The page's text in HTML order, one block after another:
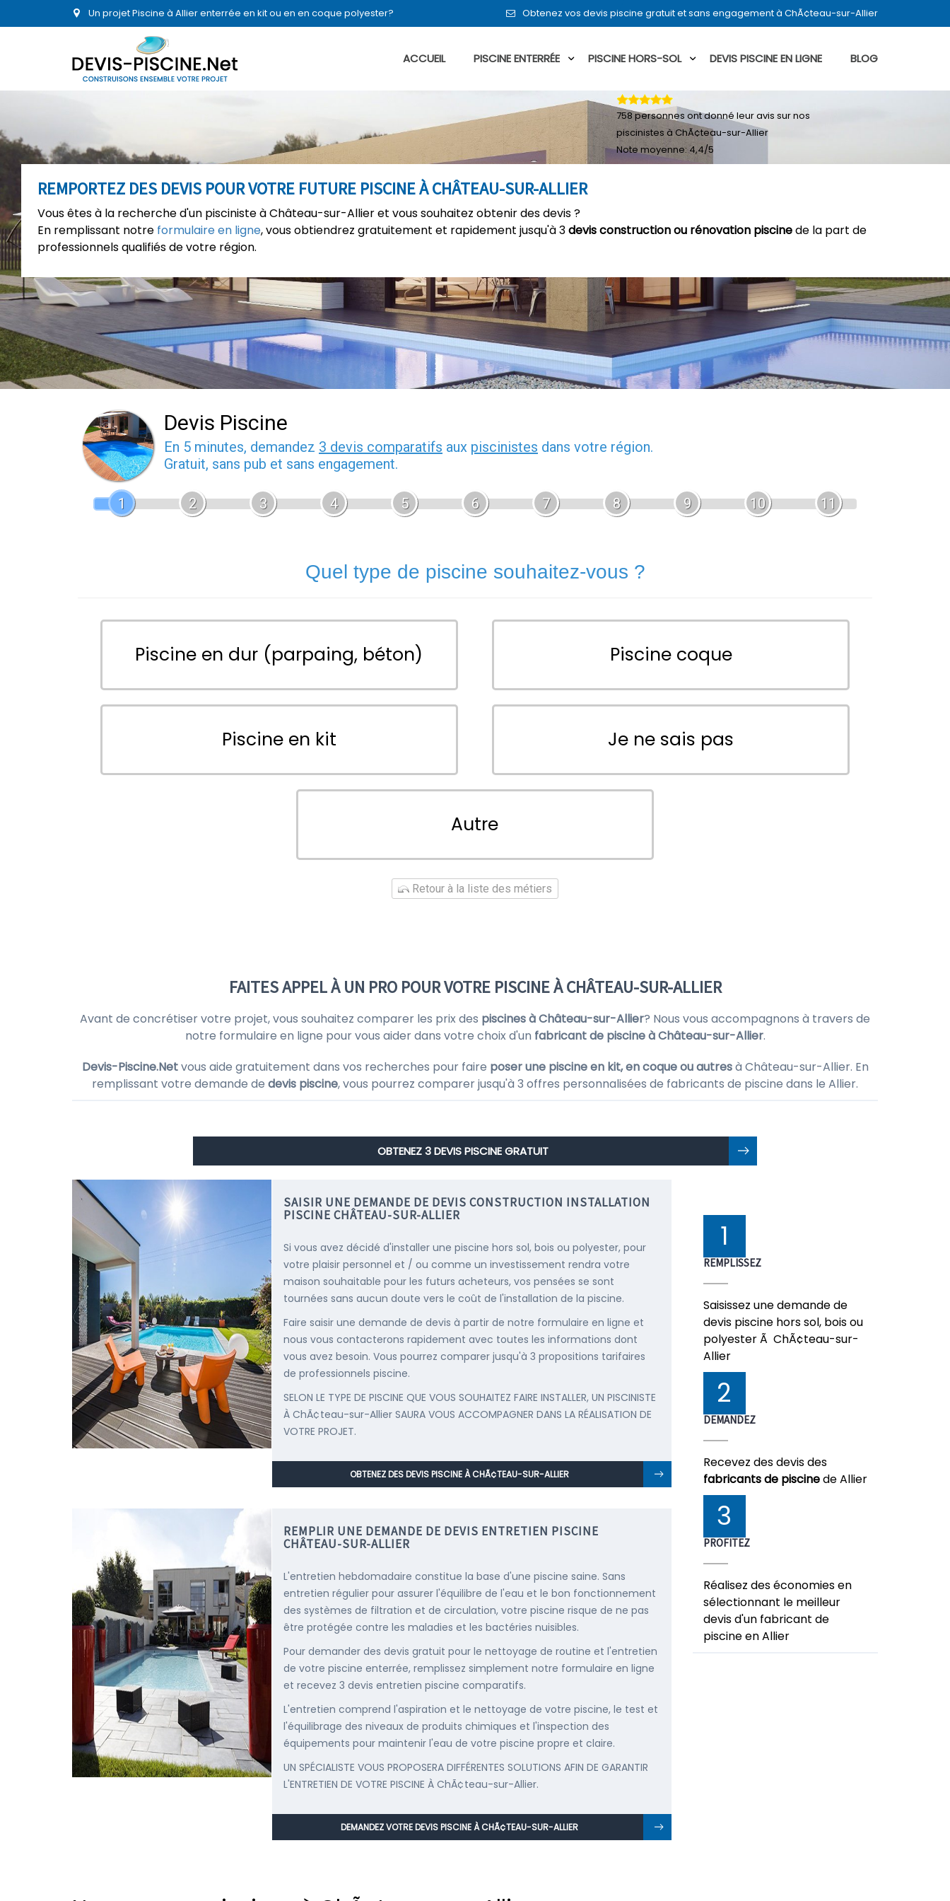
Un projet Piscine à Allier enterrée en kit ou en en coque polyester? Obtenez vos devis piscine gratuit et sans engagement à ChÃ¢teau-sur-Allier
ACCUEIL PISCINE ENTERRÉE PISCINE HORS-SOL DEVIS PISCINE EN LIGNE BLOG
REMPORTEZ DES DEVIS POUR VOTRE FUTURE PISCINE À CHÂTEAU-SUR-ALLIER
Vous êtes à la recherche d'un pisciniste à Château-sur-Allier et vous souhaitez obtenir des devis ?
En remplissant notre formulaire en ligne, vous obtiendrez gratuitement et rapidement jusqu'à 3devis construction ou rénovation piscinede la part de
professionnels qualifiés de votre région.
758personnes ont donné leuravis sur nos
piscinistes à ChÃ¢teau-sur-Allier
Note moyenne:4,4/5
Devis Piscine
En 5 minutes, demandez 3 devis comparatifs aux piscinistes dans votre région.
Gratuit, sans pub et sans engagement.
1 2 3 4 5 6 7 8 9 10 11
Quel type de piscine souhaitez-vous ?
Piscine en dur (parpaing, béton) Piscine coque
Piscine en kit Je ne sais pas
Autre
Retour à la liste des métiers
FAITES APPEL À UN PRO POUR VOTRE PISCINE À CHÂTEAU-SUR-ALLIER
Avant de concrétiser votre projet, vous souhaitez comparer les prix des piscines à Château-sur-Allier? Nous vous accompagnons à travers de
notre formulaire en ligne pour vous aider dans votre choix d'un fabricant de piscine à Château-sur-Allier.
Devis-Piscine.Netvous aide gratuitement dans vos recherches pour faire poser une piscine en kit, en coque ou autresà Château-sur-Allier. En
remplissant votre demande de devis piscine, vous pourrez comparer jusqu'à 3 offres personnalisées de fabricants de piscine dans le Allier.
OBTENEZ 3 DEVIS PISCINE GRATUIT
SAISIR UNE DEMANDE DE DEVIS CONSTRUCTION INSTALLATION
PISCINE CHÂTEAU-SUR-ALLIER
Si vous avez décidé d'installer une piscine hors sol, bois ou polyester, pour
votre plaisir personnel et / ou comme un investissement rendra votre
maison souhaitable pour les futurs acheteurs, vos pensées se sont
tournées sans aucun doute vers le coût de l'installation de la piscine.
Faire saisir une demande de devis à partir de notre formulaire en ligne et
nous vous contacterons rapidement avec toutes les informations dont
vous avez besoin. Vous pourrez comparer jusqu'à 3 propositions tarifaires
de professionnels piscine.
SELON LE TYPE DE PISCINE QUE VOUS SOUHAITEZ FAIRE INSTALLER, UN PISCINISTE
À ChÃ¢teau-sur-Allier SAURA VOUS ACCOMPAGNER DANS LA RÉALISATION DE
VOTRE PROJET.
OBTENEZ DES DEVIS PISCINE À CHÃ¢TEAU-SUR-ALLIER
REMPLIR UNE DEMANDE DE DEVIS ENTRETIEN PISCINE
CHÂTEAU-SUR-ALLIER
L'entretien hebdomadaire constitue la base d'une piscine saine. Sans
entretien régulier pour assurer l'équilibre de l'eau et le bon fonctionnement
des systèmes de filtration et de circulation, votre piscine risque de ne pas
être protégée contre les maladies et les bactéries nuisibles.
Pour demander des devis gratuit pour le nettoyage de routine et l'entretien
de votre piscine enterrée, remplissez simplement notre formulaire en ligne
et recevez 3 devis entretien piscine comparatifs.
L'entretien comprend l'aspiration et le nettoyage de votre piscine, le test et
l'équilibrage des niveaux de produits chimiques et l'inspection des
équipements pour maintenir l'eau de votre piscine propre et claire.
UN SPÉCIALISTE VOUS PROPOSERA DIFFÉRENTES SOLUTIONS AFIN DE GARANTIR
L'ENTRETIEN DE VOTRE PISCINE À ChÃ¢teau-sur-Allier.
DEMANDEZ VOTRE DEVIS PISCINE À CHÃ¢TEAU-SUR-ALLIER
1
REMPLISSEZ
Saisissez une demande de
devis piscine hors sol, bois ou
polyester Ã ChÃ¢teau-sur-
Allier
2
DEMANDEZ
Recevez des devis des
fabricants de piscinede Allier
3
PROFITEZ
Réalisez des économies en
sélectionnant le meilleur
devis d'un fabricant de
piscine en Allier